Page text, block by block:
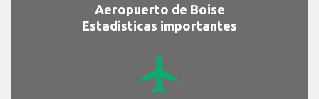
Aeropuerto de Boise
Estadísticas importantes
airplanemode_active